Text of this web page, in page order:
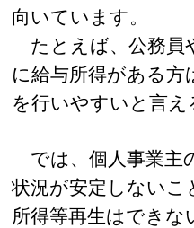
向いています。
たとえば、公務員
に給与所得がある方
を行いやすいと言え
では、個人事業主
状況が安定しないこ
所得等再生はできな